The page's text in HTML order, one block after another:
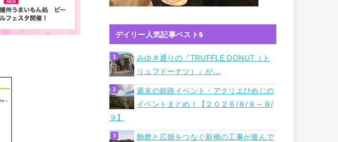
デイリー人気記事ベスト5
みゆき通りの『TRUFFLE DONUT（ト
リュフドーナツ）』が…
週末の姫路イベント・アクリエひめじの
イベントまとめ！【２０２６/８/８～８/
９】
飾磨と広畑をつなぐ新橋の工事が進んで